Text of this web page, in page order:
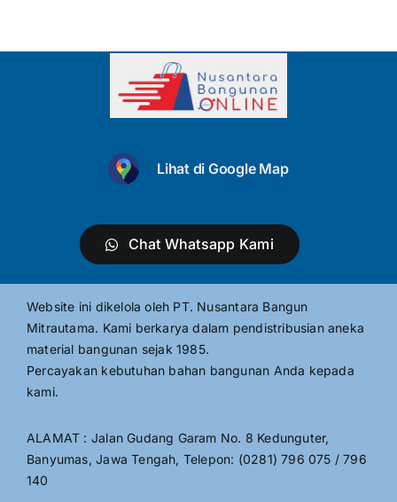
Lihat di Google Map
Chat Whatsapp Kami
Website ini dikelola oleh PT. Nusantara Bangun
Mitrautama. Kami berkarya dalam pendistribusian aneka
material bangunan sejak 1985.
Percayakan kebutuhan bahan bangunan Anda kepada
kami.
ALAMAT : Jalan Gudang Garam No. 8 Kedunguter,
Banyumas, Jawa Tengah, Telepon: (0281) 796 075 / 796
140